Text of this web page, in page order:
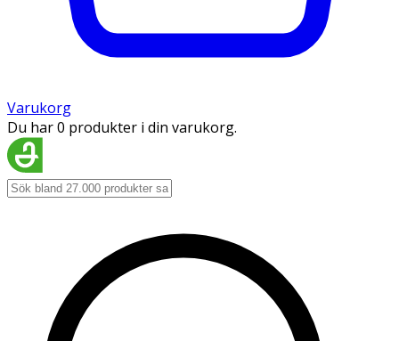
Varukorg
Du har 0 produkter i din varukorg.